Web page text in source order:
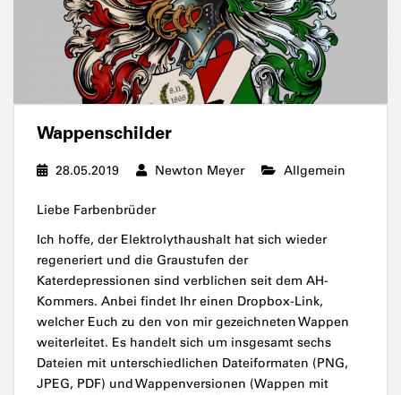
Wappenschilder
28.05.2019 Newton Meyer Allgemein
Liebe Farbenbrüder
Ich hoffe, der Elektrolythaushalt hat sich wieder
regeneriert und die Graustufen der
Katerdepressionen sind verblichen seit dem AH-
Kommers. Anbei findet Ihr einen Dropbox-Link,
welcher Euch zu den von mir gezeichneten Wappen
weiterleitet. Es handelt sich um insgesamt sechs
Dateien mit unterschiedlichen Dateiformaten (PNG,
JPEG, PDF) und Wappenversionen (Wappen mit